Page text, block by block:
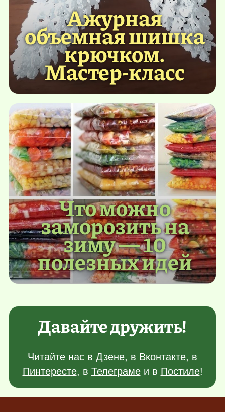
Ажурная
объемная шишка
крючком.
Мастер-класс
Что можно
заморозить на
зиму — 10
полезных идей
Давайте дружить!
Читайте нас в Дзене, в Вконтакте, в
Пинтересте, в Телеграмеи в Постиле!